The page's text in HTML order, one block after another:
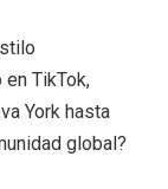
TikTok,
York hasta
global?